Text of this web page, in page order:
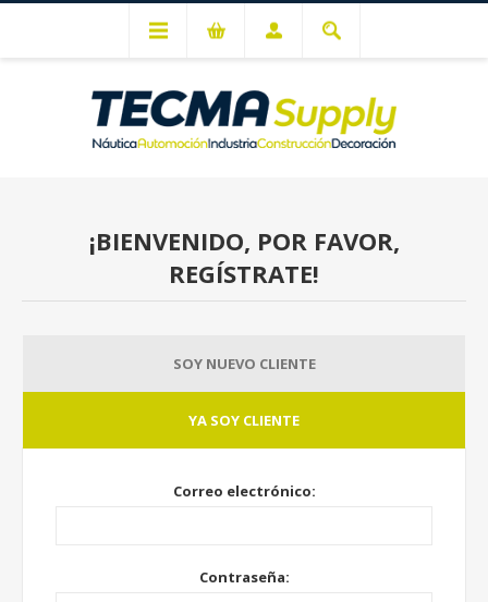
¡BIENVENIDO, POR FAVOR,
REGÍSTRATE!
SOY NUEVO CLIENTE
YA SOY CLIENTE
Correo electrónico:
Contraseña: